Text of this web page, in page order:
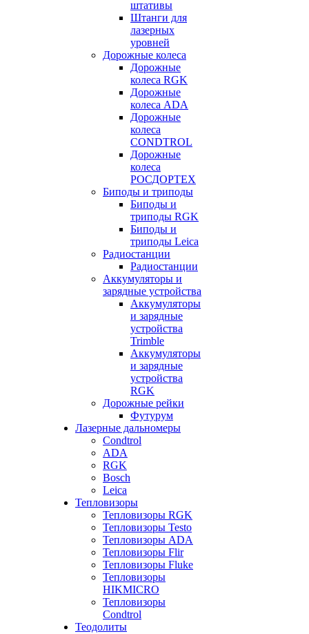
штативы
Штанги для
лазерных
уровней
Дорожные колеса
Дорожные
колеса RGK
Дорожные
колеса ADA
Дорожные
колеса
CONDTROL
Дорожные
колеса
РОСДОРТЕХ
Биподы и триподы
Биподы и
триподы RGK
Биподы и
триподы Leica
Радиостанции
Радиостанции
Аккумуляторы и
зарядные устройства
Аккумуляторы
и зарядные
устройства
Trimble
Аккумуляторы
и зарядные
устройства
RGK
Дорожные рейки
Футурум
Лазерные дальномеры
Condtrol
ADA
RGK
Bosch
Leica
Тепловизоры
Тепловизоры RGK
Тепловизоры Testo
Тепловизоры ADA
Тепловизоры Flir
Тепловизоры Fluke
Тепловизоры
HIKMICRO
Тепловизоры
Condtrol
Теодолиты